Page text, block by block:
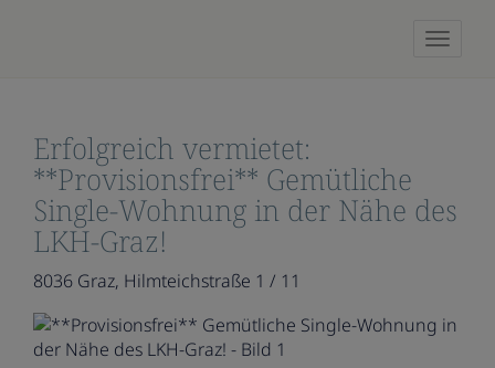
Erfolgreich vermietet:
**Provisionsfrei** Gemütliche
Single-Wohnung in der Nähe des
LKH-Graz!
8036 Graz, Hilmteichstraße 1 / 11